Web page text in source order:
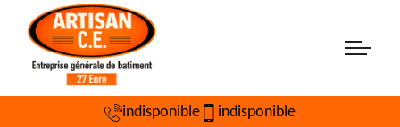
indisponible
indisponible